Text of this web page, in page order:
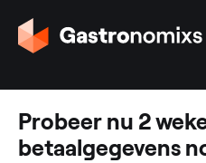
G
a
a
a
r
d
Probeer nu 2
betaalgegevens